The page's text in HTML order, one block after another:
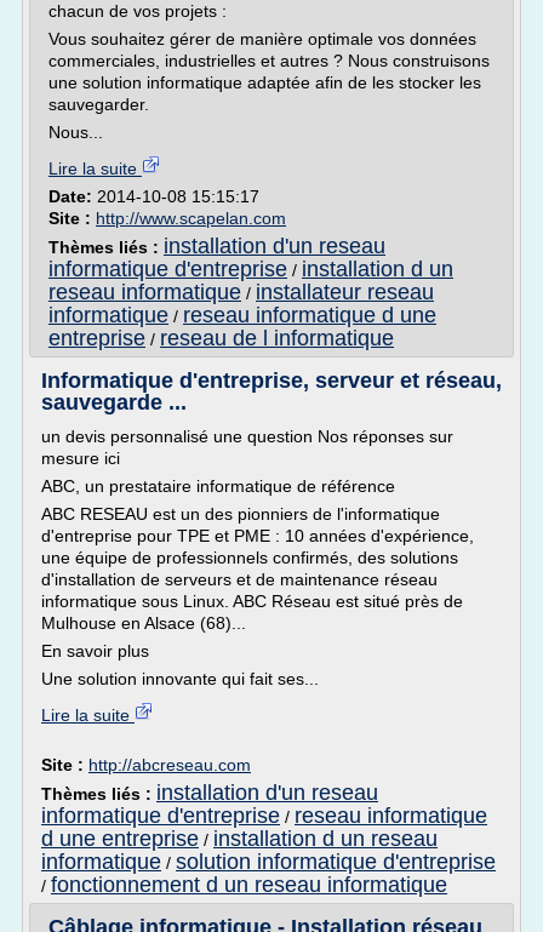
chacun de vos projets :
Vous souhaitez gérer de manière optimale vos données
commerciales, industrielles et autres ? Nous construisons
une solution informatique adaptée afin de les stocker les
sauvegarder.
Nous...
Lire la suite
Date: 2014-10-08 15:15:17
Site : http://www.scapelan.com
Thèmes liés : installation d'un reseau
informatique d'entreprise / installation d un
reseau informatique / installateur reseau
informatique / reseau informatique d une
entreprise / reseau de l informatique
Informatique d'entreprise, serveur et réseau,
sauvegarde ...
un devis personnalisé une question Nos réponses sur
mesure ici
ABC, un prestataire informatique de référence
ABC RESEAU est un des pionniers de l'informatique
d'entreprise pour TPE et PME : 10 années d'expérience,
une équipe de professionnels confirmés, des solutions
d'installation de serveurs et de maintenance réseau
informatique sous Linux. ABC Réseau est situé près de
Mulhouse en Alsace (68)...
En savoir plus
Une solution innovante qui fait ses...
Lire la suite
Site : http://abcreseau.com
Thèmes liés : installation d'un reseau
informatique d'entreprise / reseau informatique
d une entreprise / installation d un reseau
informatique / solution informatique d'entreprise
/ fonctionnement d un reseau informatique
Câblage informatique - Installation réseau